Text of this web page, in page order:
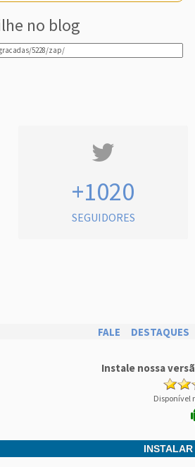
no blog
+1020
SEGUIDORES
FALE DESTAQUES
Instale nossa
Disponível